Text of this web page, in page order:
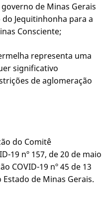
governo de Minas Gerais
Jequitinhonha para a
Consciente;
representa uma
significativo
de aglomeração
do Comitê
19 nº 157, de 20 de maio
COVID-19 nº 45 de 13
de Minas Gerais.